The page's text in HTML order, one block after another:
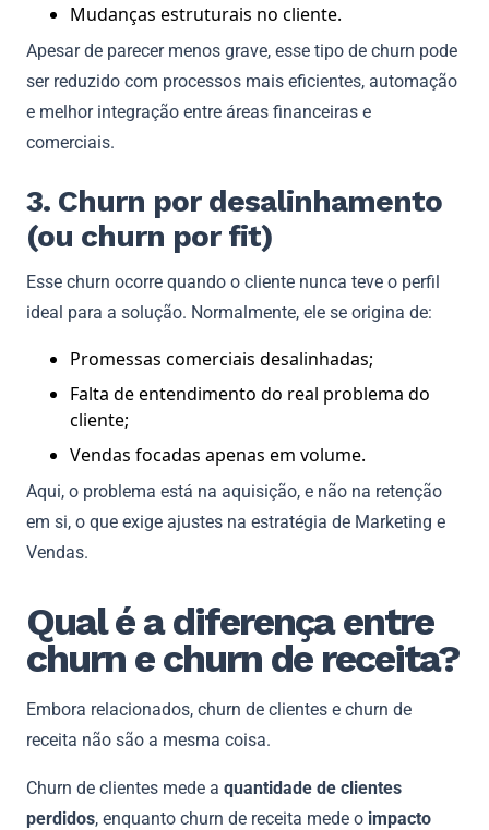
Mudanças estruturais no cliente.
Apesar de parecer menos grave, esse tipo de churn pode
ser reduzido com processos mais eficientes, automação
e melhor integração entre áreas financeiras e
comerciais.
3. Churn por desalinhamento
(ou churn por fit)
Esse churn ocorre quando o cliente nunca teve o perfil
ideal para a solução. Normalmente, ele se origina de:
Promessas comerciais desalinhadas;
Falta de entendimento do real problema do
cliente;
Vendas focadas apenas em volume.
Aqui, o problema está na aquisição, e não na retenção
em si, o que exige ajustes na estratégia de Marketing e
Vendas.
Qual é a diferença entre
churn e churn de receita?
Embora relacionados, churn de clientes e churn de
receita não são a mesma coisa.
Churn de clientes mede a quantidade de clientes
perdidos, enquanto churn de receita mede o impacto